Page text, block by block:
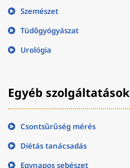
Szemészet
Tüdőgyógyászat
Urológia
Egyéb szolgáltatások
Csontsűrűség mérés
Diétás tanácsadás
Egynapos sebészet